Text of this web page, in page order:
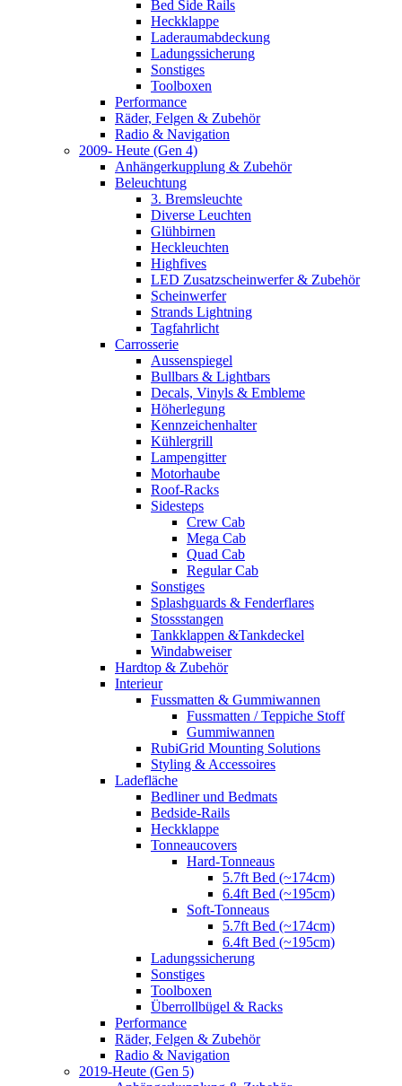
Bed Side Rails
Heckklappe
Laderaumabdeckung
Ladungssicherung
Sonstiges
Toolboxen
Performance
Räder, Felgen & Zubehör
Radio & Navigation
2009- Heute (Gen 4)
Anhängerkupplung & Zubehör
Beleuchtung
3. Bremsleuchte
Diverse Leuchten
Glühbirnen
Heckleuchten
Highfives
LED Zusatzscheinwerfer & Zubehör
Scheinwerfer
Strands Lightning
Tagfahrlicht
Carrosserie
Aussenspiegel
Bullbars & Lightbars
Decals, Vinyls & Embleme
Höherlegung
Kennzeichenhalter
Kühlergrill
Lampengitter
Motorhaube
Roof-Racks
Sidesteps
Crew Cab
Mega Cab
Quad Cab
Regular Cab
Sonstiges
Splashguards & Fenderflares
Stossstangen
Tankklappen &Tankdeckel
Windabweiser
Hardtop & Zubehör
Interieur
Fussmatten & Gummiwannen
Fussmatten / Teppiche Stoff
Gummiwannen
RubiGrid Mounting Solutions
Styling & Accessoires
Ladefläche
Bedliner und Bedmats
Bedside-Rails
Heckklappe
Tonneaucovers
Hard-Tonneaus
5.7ft Bed (~174cm)
6.4ft Bed (~195cm)
Soft-Tonneaus
5.7ft Bed (~174cm)
6.4ft Bed (~195cm)
Ladungssicherung
Sonstiges
Toolboxen
Überrollbügel & Racks
Performance
Räder, Felgen & Zubehör
Radio & Navigation
2019-Heute (Gen 5)